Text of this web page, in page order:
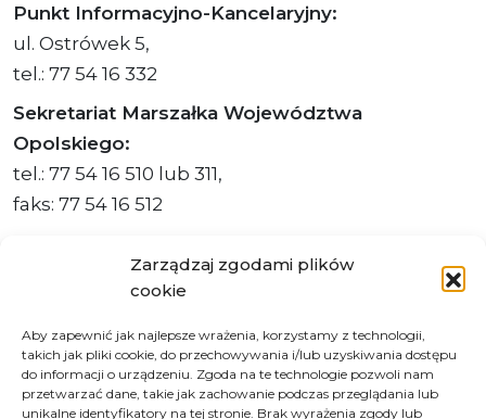
Zarządzaj zgodami plików
cookie
Aby zapewnić jak najlepsze wrażenia, korzystamy z technologii,
takich jak pliki cookie, do przechowywania i/lub uzyskiwania dostępu
do informacji o urządzeniu. Zgoda na te technologie pozwoli nam
przetwarzać dane, takie jak zachowanie podczas przeglądania lub
unikalne identyfikatory na tej stronie. Brak wyrażenia zgody lub
Punkt Informacyjno-Kancelaryjny:
ul. Ostrówek 5,
tel.: 77 54 16 332
Sekretariat Marszałka Województwa
Opolskiego:
tel.: 77 54 16 510 lub 311,
faks: 77 54 16 512
Adres do e-Doręczeń
Urzędu: AE:PL-66703-73759-IGTUV-14